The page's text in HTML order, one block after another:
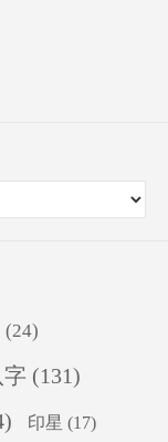
(24)
字 (131)
印星 (17)